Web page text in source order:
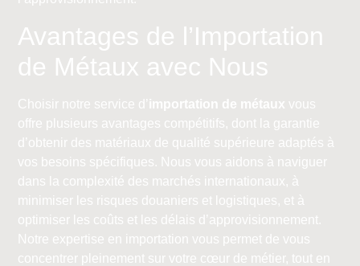
Avantages de l’Importation
de Métaux avec Nous
Choisir notre service d’ importation de métaux vous
offre plusieurs avantages compétitifs, dont la garantie
d’obtenir des matériaux de qualité supérieure adaptés à
vos besoins spécifiques. Nous vous aidons à naviguer
dans la complexité des marchés internationaux, à
minimiser les risques douaniers et logistiques, et à
optimiser les coûts et les délais d’approvisionnement.
Notre expertise en importation vous permet de vous
concentrer pleinement sur votre cœur de métier, tout en